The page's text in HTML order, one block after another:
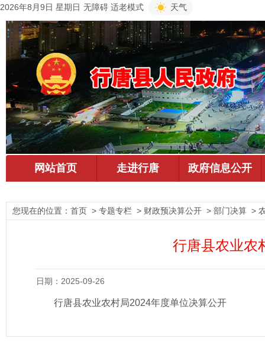
2026年8月9日 星期日 无障碍 适老模式 天气
您现在的位置： 首页 > 专题专栏 > 财政预决算公开 > 部门决算 >
行唐县农业农
日期：2025-09-26
行唐县农业农村局2024年度单位决算公开